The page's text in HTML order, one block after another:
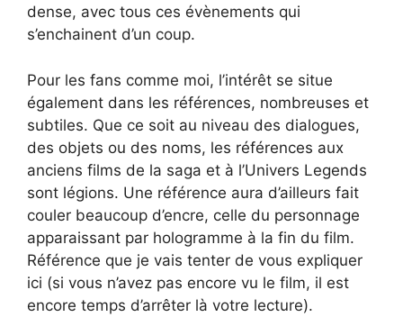
dense, avec tous ces évènements qui
s’enchainent d’un coup.
Pour les fans comme moi, l’intérêt se situe
également dans les références, nombreuses et
subtiles. Que ce soit au niveau des dialogues,
des objets ou des noms, les références aux
anciens films de la saga et à l’Univers Legends
sont légions. Une référence aura d’ailleurs fait
couler beaucoup d’encre, celle du personnage
apparaissant par hologramme à la fin du film.
Référence que je vais tenter de vous expliquer
ici (si vous n’avez pas encore vu le film, il est
encore temps d’arrêter là votre lecture).